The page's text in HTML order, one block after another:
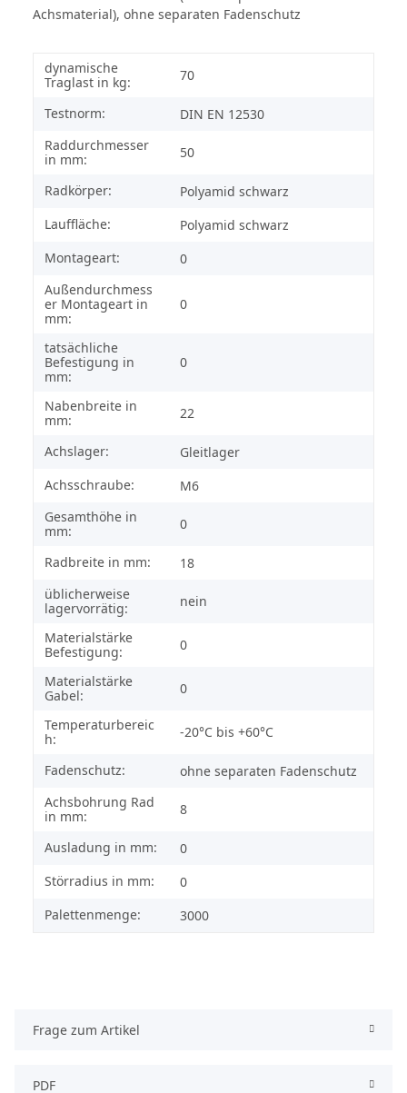
Achsmaterial), ohne separaten Fadenschutz
dynamische
Traglast in kg:
70
Testnorm:
DIN EN 12530
Raddurchmesser
in mm:
50
Radkörper:
Polyamid schwarz
Lauffläche:
Polyamid schwarz
Montageart:
0
Außendurchmess
er Montageart in
mm:
0
tatsächliche
Befestigung in
mm:
0
Nabenbreite in
mm:
22
Achslager:
Gleitlager
Achsschraube:
M6
Gesamthöhe in
mm:
0
Radbreite in mm:
18
üblicherweise
lagervorrätig:
nein
Materialstärke
Befestigung:
0
Materialstärke
Gabel:
0
Temperaturbereic
h:
-20°C bis +60°C
Fadenschutz:
ohne separaten Fadenschutz
Achsbohrung Rad
in mm:
8
Ausladung in mm:
0
Störradius in mm:
0
Palettenmenge:
3000
Frage zum Artikel
PDF